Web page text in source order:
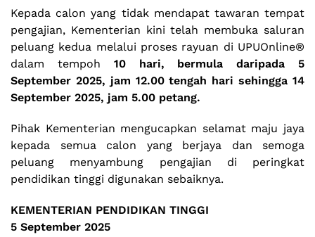
Kepada calon yang tidak mendapat tawaran tempat
pengajian, Kementerian kini telah membuka saluran
peluang kedua melalui proses rayuan di UPUOnline®️
dalam tempoh 10 hari, bermula daripada 5
September 2025, jam 12.00 tengah harisehingga 14
September 2025, jam 5.00 petang.
Pihak Kementerian mengucapkan selamat maju jaya
kepada semua calon yang berjaya dan semoga
peluang menyambung pengajian di peringkat
pendidikan tinggi digunakan sebaiknya.
KEMENTERIAN PENDIDIKAN TINGGI
5 September 2025